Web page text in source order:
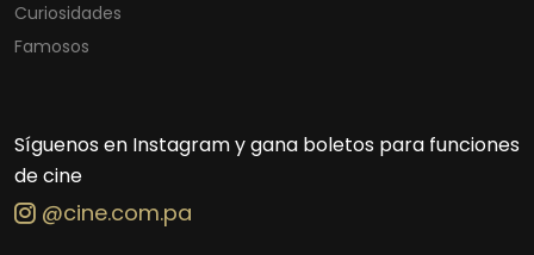
Curiosidades
Famosos
Síguenos en Instagram y gana boletos para funciones
de cine
@cine.com.pa